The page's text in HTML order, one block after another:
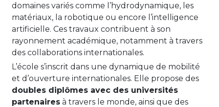
domaines variés comme l’hydrodynamique, les
matériaux, la robotique ou encore l’intelligence
artificielle. Ces travaux contribuent à son
rayonnement académique, notamment à travers
des collaborations internationales.
L’école s’inscrit dans une dynamique de mobilité
et d’ouverture internationales. Elle propose des
doubles diplômes avec des universités
partenaires à travers le monde, ainsi que des